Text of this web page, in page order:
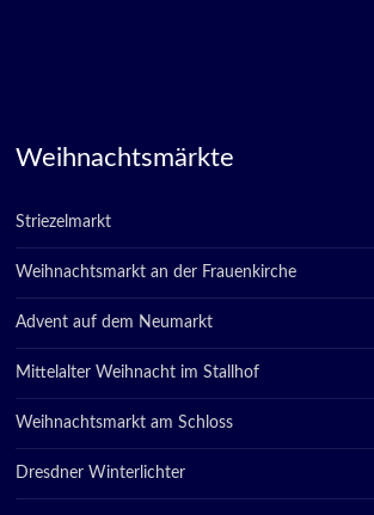
Weihnachtsmärkte
Striezelmarkt
Weihnachtsmarkt an der Frauenkirche
Advent auf dem Neumarkt
Mittelalter Weihnacht im Stallhof
Weihnachtsmarkt am Schloss
Dresdner Winterlichter